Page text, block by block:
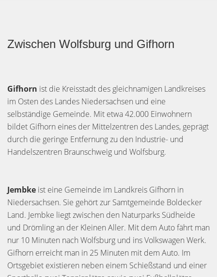
Zwischen Wolfsburg und Gifhorn
Gifhorn ist die Kreisstadt des gleichnamigen Landkreises
im Osten des Landes Niedersachsen und eine
selbständige Gemeinde. Mit etwa 42.000 Einwohnern
bildet Gifhorn eines der Mittelzentren des Landes, geprägt
durch die geringe Entfernung zu den Industrie- und
Handelszentren Braunschweig und Wolfsburg.
Jembke ist eine Gemeinde im Landkreis Gifhorn in
Niedersachsen. Sie gehört zur Samtgemeinde Boldecker
Land. Jembke liegt zwischen den Naturparks Südheide
und Drömling an der Kleinen Aller. Mit dem Auto fährt man
nur 10 Minuten nach Wolfsburg und ins Volkswagen Werk.
Gifhorn erreicht man in 25 Minuten mit dem Auto. Im
Ortsgebiet existieren neben einem Schießstand und einer